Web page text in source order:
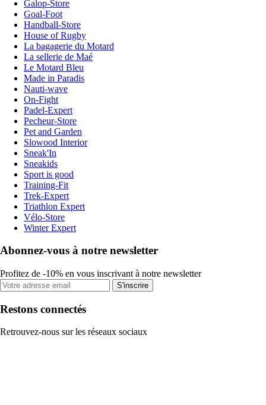
Galop-Store
Goal-Foot
Handball-Store
House of Rugby
La bagagerie du Motard
La sellerie de Maé
Le Motard Bleu
Made in Paradis
Nauti-wave
On-Fight
Padel-Expert
Pecheur-Store
Pet and Garden
Slowood Interior
Sneak'In
Sneakids
Sport is good
Training-Fit
Trek-Expert
Triathlon Expert
Vélo-Store
Winter Expert
Abonnez-vous à notre newsletter
Profitez de -10% en vous inscrivant à notre newsletter
S'inscrire
Restons connectés
Retrouvez-nous sur les réseaux sociaux